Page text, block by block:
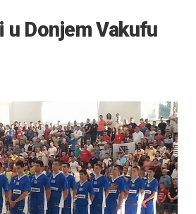
u Donjem Vakufu